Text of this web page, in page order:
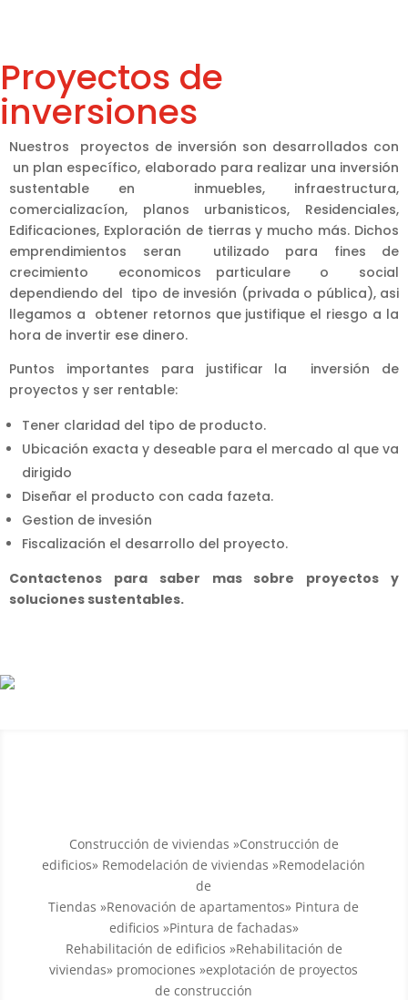
Proyectos de
inversiones
Nuestros proyectos de inversión son desarrollados con
un plan específico, elaborado para realizar una inversión
sustentable en inmuebles, infraestructura,
comercializacíon, planos urbanisticos, Residenciales,
Edificaciones, Exploración de tierras y mucho más. Dichos
emprendimientos seran utilizado para fines de
crecimiento economicos particulare o social
dependiendo del tipo de invesión (privada o pública), asi
llegamos a obtener retornos que justifique el riesgo a la
hora de invertir ese dinero.
Puntos importantes para justificar la inversión de
proyectos y ser rentable:
Tener claridad del tipo de producto.
Ubicación exacta y deseable para el mercado al que va
dirigido
Diseñar el producto con cada fazeta.
Gestion de invesión
Fiscalización el desarrollo del proyecto.
Contactenos para saber mas sobre proyectos y
soluciones sustentables.
Construcción de viviendas »Construcción de
edificios» Remodelación de viviendas »Remodelación
de
Tiendas »Renovación de apartamentos» Pintura de
edificios »Pintura de fachadas»
Rehabilitación de edificios »Rehabilitación de
viviendas» promociones »explotación de proyectos
de construcción